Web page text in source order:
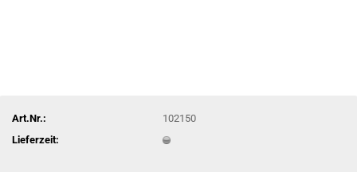
Art.Nr.:
102150
Lieferzeit: